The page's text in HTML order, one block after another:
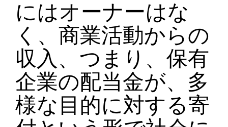
にはオーナーはな
く、商業活動からの
収入、つまり、保有
企業の配当金が、多
様な目的に対する寄